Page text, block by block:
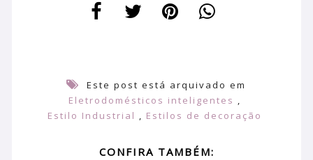
Este post está arquivado em
Eletrodomésticos inteligentes ,
Estilo Industrial , Estilos de decoração
CONFIRA TAMBÉM: